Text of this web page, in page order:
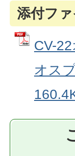
添付フ
CV-
オス